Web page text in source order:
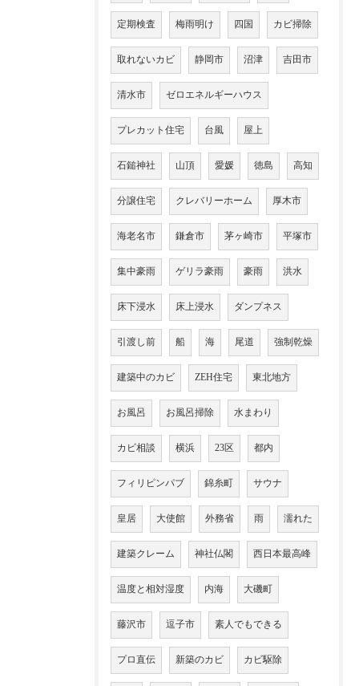
定期検査 梅雨明け 四国 カビ掃除
取れないカビ 静岡市 沼津 吉田市
清水市 ゼロエネルギーハウス
プレカット住宅 台風 屋上
石鎚神社 山頂 愛媛 徳島 高知
分譲住宅 クレバリーホーム 厚木市
海老名市 鎌倉市 茅ヶ崎市 平塚市
集中豪雨 ゲリラ豪雨 豪雨 洪水
床下浸水 床上浸水 ダンプネス
引渡し前 船 海 尾道 強制乾燥
建築中のカビ ZEH住宅 東北地方
お風呂 お風呂掃除 水まわり
カビ相談 横浜 23区 都内
フィリピンパブ 錦糸町 サウナ
皇居 大使館 外務省 雨 濡れた
建築クレーム 神社仏閣 西日本最高峰
温度と相対湿度 内海 大磯町
藤沢市 逗子市 素人でもできる
プロ直伝 新築のカビ カビ駆除